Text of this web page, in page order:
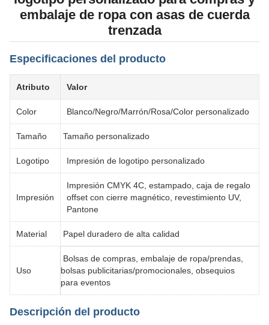
embalaje de ropa con asas de cuerda
trenzada
Especificaciones del producto
Atributo Valor
Color Blanco/Negro/Marrón/Rosa/Color personalizado
Tamaño Tamaño personalizado
Logotipo Impresión de logotipo personalizado
Impresión
Impresión CMYK 4C, estampado, caja de regalo
offset con cierre magnético, revestimiento UV,
Pantone
Material Papel duradero de alta calidad
Uso
Bolsas de compras, embalaje de ropa/prendas,
bolsas publicitarias/promocionales, obsequios
para eventos
Descripción del producto